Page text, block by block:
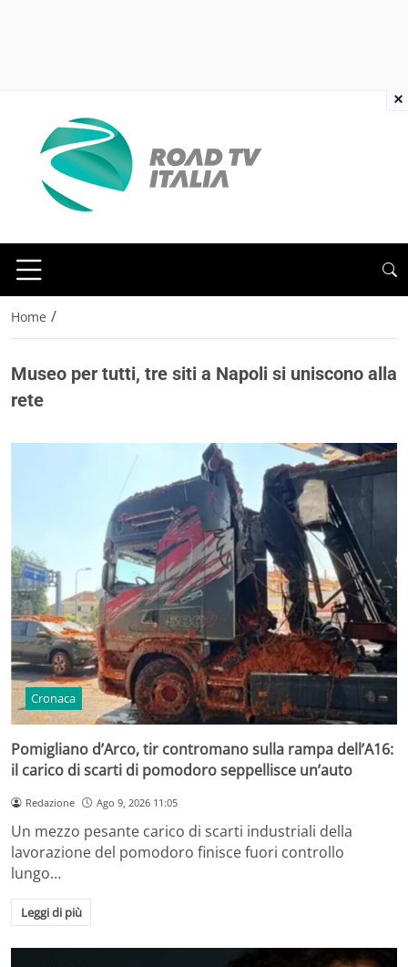
Home /
Museo per tutti, tre siti a Napoli si uniscono alla
rete
Cronaca
Pomigliano d’Arco, tir contromano sulla rampa dell’A16:
il carico di scarti di pomodoro seppellisce un’auto
Redazione Ago 9, 2026 11:05
Un mezzo pesante carico di scarti industriali della
lavorazione del pomodoro finisce fuori controllo
lungo…
Leggi di più
×